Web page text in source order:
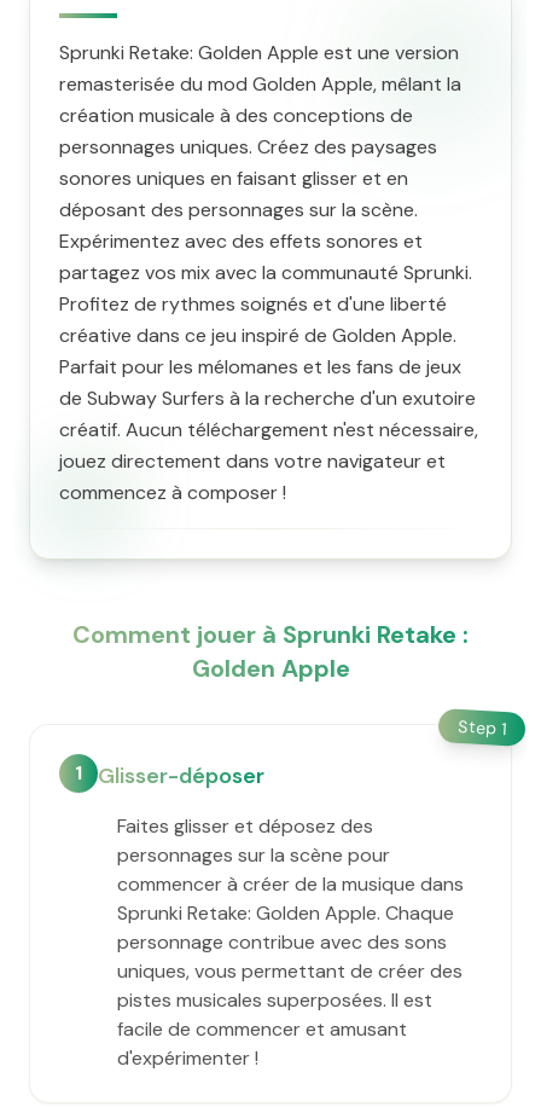
Sprunki Retake: Golden Apple est une version
remasterisée du mod Golden Apple, mêlant la
création musicale à des conceptions de
personnages uniques. Créez des paysages
sonores uniques en faisant glisser et en
déposant des personnages sur la scène.
Expérimentez avec des effets sonores et
partagez vos mix avec la communauté Sprunki.
Profitez de rythmes soignés et d'une liberté
créative dans ce jeu inspiré de Golden Apple.
Parfait pour les mélomanes et les fans de jeux
de Subway Surfers à la recherche d'un exutoire
créatif. Aucun téléchargement n'est nécessaire,
jouez directement dans votre navigateur et
commencez à composer !
Comment jouer à Sprunki Retake :
Golden Apple
Step 1
1 Glisser-déposer
Faites glisser et déposez des
personnages sur la scène pour
commencer à créer de la musique dans
Sprunki Retake: Golden Apple. Chaque
personnage contribue avec des sons
uniques, vous permettant de créer des
pistes musicales superposées. Il est
facile de commencer et amusant
d'expérimenter !